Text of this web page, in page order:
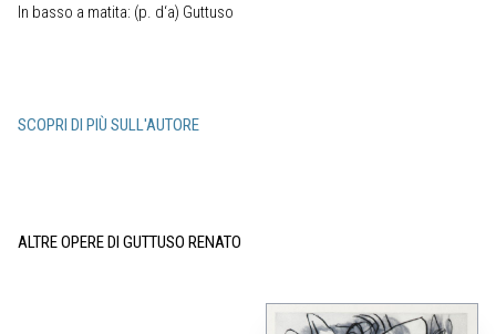
In basso a matita: (p. d‘a) Guttuso
SCOPRI DI PIÙ SULL'AUTORE
ALTRE OPERE DI GUTTUSO RENATO